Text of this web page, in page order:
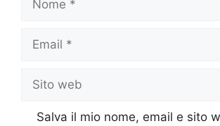
web
Salva il mio nome, email e sito